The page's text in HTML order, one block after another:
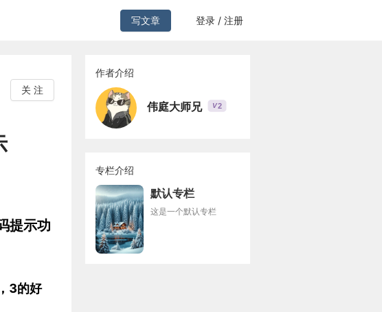
写文章 登录 / 注册
关 注
提示功
，3的好
作者介绍
伟庭大师兄 V2
专栏介绍
默认专栏
这是一个默认专栏